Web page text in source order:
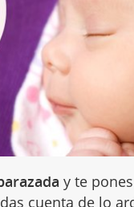
y te
cuenta de lo